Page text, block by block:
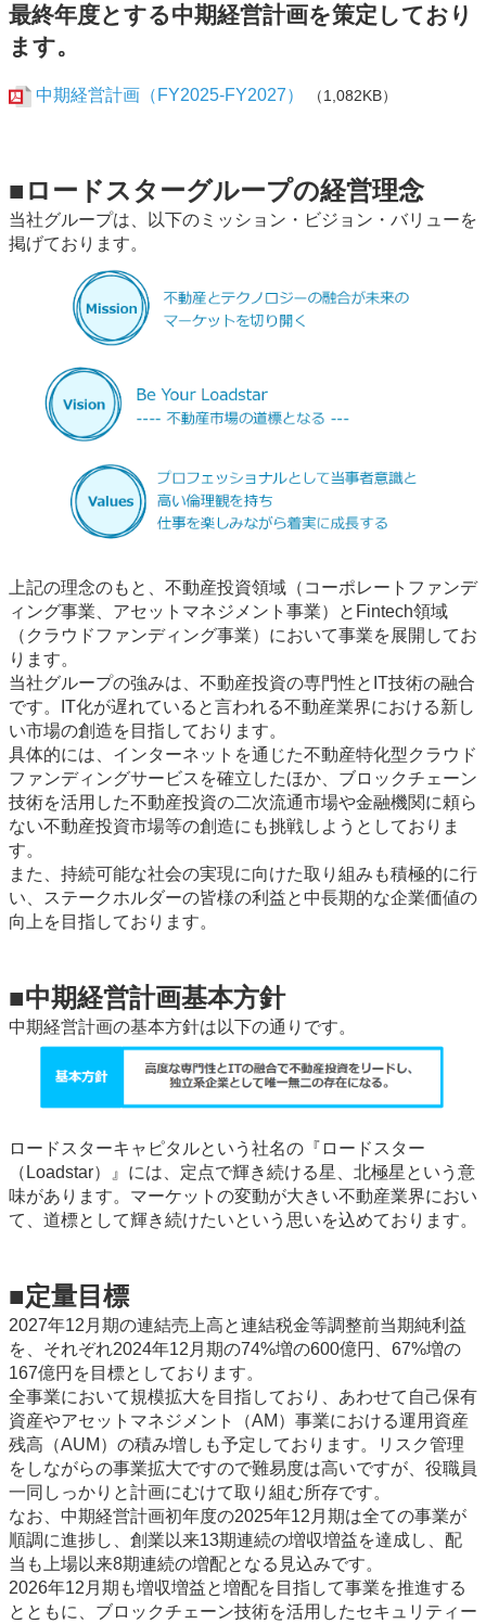
最終年度とする中期経営計画を策定しており
ます。
中期経営計画（FY2025-FY2027） （1,082KB）
■ロードスターグループの経営理念
当社グループは、以下のミッション・ビジョン・バリューを
掲げております。
上記の理念のもと、不動産投資領域（コーポレートファンデ
ィング事業、アセットマネジメント事業）とFintech領域
（クラウドファンディング事業）において事業を展開してお
ります。
当社グループの強みは、不動産投資の専門性とIT技術の融合
です。IT化が遅れていると言われる不動産業界における新し
い市場の創造を目指しております。
具体的には、インターネットを通じた不動産特化型クラウド
ファンディングサービスを確立したほか、ブロックチェーン
技術を活用した不動産投資の二次流通市場や金融機関に頼ら
ない不動産投資市場等の創造にも挑戦しようとしておりま
す。
また、持続可能な社会の実現に向けた取り組みも積極的に行
い、ステークホルダーの皆様の利益と中長期的な企業価値の
向上を目指しております。
■中期経営計画基本方針
中期経営計画の基本方針は以下の通りです。
ロードスターキャピタルという社名の『ロードスター
（Loadstar）』には、定点で輝き続ける星、北極星という意
味があります。マーケットの変動が大きい不動産業界におい
て、道標として輝き続けたいという思いを込めております。
■定量目標
2027年12月期の連結売上高と連結税金等調整前当期純利益
を、それぞれ2024年12月期の74%増の600億円、67%増の
167億円を目標としております。
全事業において規模拡大を目指しており、あわせて自己保有
資産やアセットマネジメント（AM）事業における運用資産
残高（AUM）の積み増しも予定しております。リスク管理
をしながらの事業拡大ですので難易度は高いですが、役職員
一同しっかりと計画にむけて取り組む所存です。
なお、中期経営計画初年度の2025年12月期は全ての事業が
順調に進捗し、創業以来13期連続の増収増益を達成し、配
当も上場以来8期連続の増配となる見込みです。
2026年12月期も増収増益と増配を目指して事業を推進する
とともに、ブロックチェーン技術を活用したセキュリティー